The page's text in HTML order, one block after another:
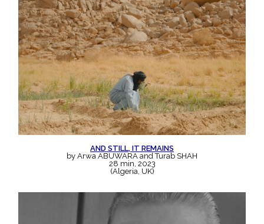
AND STILL, IT REMAINS
by Arwa ABUWARA and Turab SHAH
28 min, 2023
(Algeria, UK)